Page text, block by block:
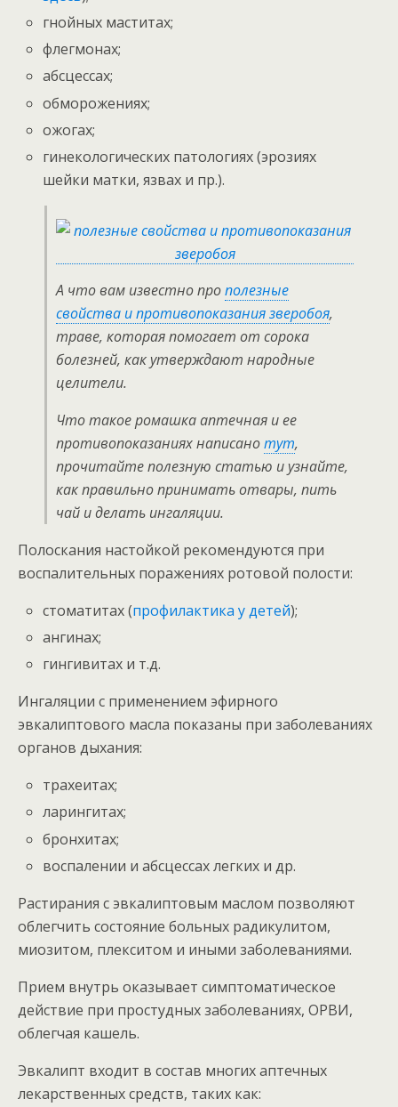
гнойных маститах;
флегмонах;
абсцессах;
обморожениях;
ожогах;
гинекологических патологиях (эрозиях
шейки матки, язвах и пр.).
А что вам известно прополезные
свойства и противопоказания зверобоя,
траве, которая помогает от сорока
болезней, как утверждают народные
целители.
Что такое ромашка аптечная и ее
противопоказаниях написанотут,
прочитайте полезную статью и узнайте,
как правильно принимать отвары, пить
чай и делать ингаляции.
Полоскания настойкой рекомендуются при
воспалительных поражениях ротовой полости:
стоматитах (профилактика у детей);
ангинах;
гингивитах и т.д.
Ингаляции с применением эфирного
эвкалиптового масла показаны при заболеваниях
органов дыхания:
трахеитах;
ларингитах;
бронхитах;
воспалении и абсцессах легких и др.
Растирания с эвкалиптовым маслом позволяют
облегчить состояние больных радикулитом,
миозитом, плекситом и иными заболеваниями.
Прием внутрь оказывает симптоматическое
действие при простудных заболеваниях, ОРВИ,
облегчая кашель.
Эвкалипт входит в состав многих аптечных
лекарственных средств, таких как: